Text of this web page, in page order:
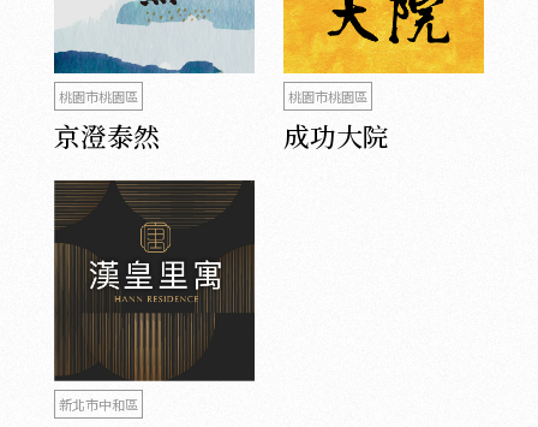
桃園市桃園區
京澄泰然
桃園市桃園區
成功大院
新北市中和區